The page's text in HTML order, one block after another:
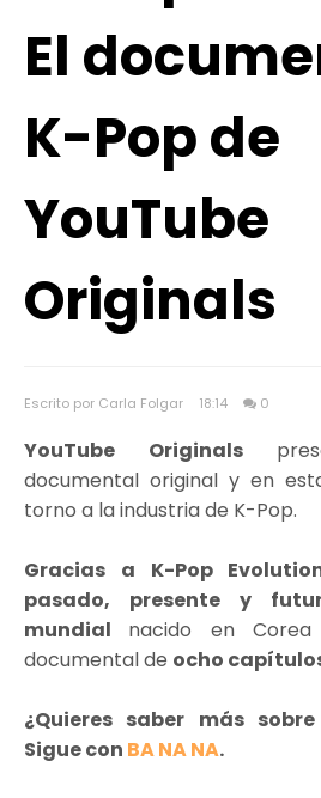
El
K-Pop de
YouTube
Originals
Escrito por Carla Folgar 18:14 0
YouTube Originals
documental original y en
torno a la industria de K-Pop.
Gracias a K-Pop
pasado, presente y
mundial nacido en
documental de ocho
¿Quieres saber más
Sigue con BA NA NA.